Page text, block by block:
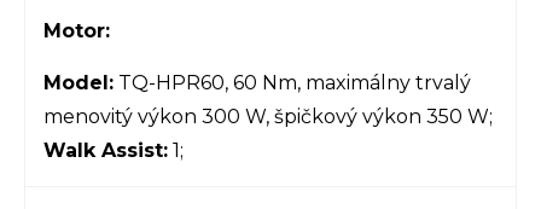
Motor:
Model: TQ-HPR60, 60 Nm, maximálny trvalý
menovitý výkon 300 W, špičkový výkon 350 W;
Walk Assist: 1;